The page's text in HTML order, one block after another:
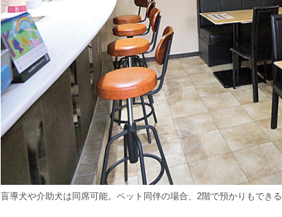
盲導犬や介助犬は同席可能。ペット同伴の場合、2階で預かりもできる